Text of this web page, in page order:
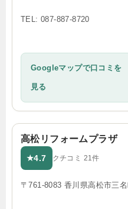
TEL: 087-887-8720
Googleマップで口コミを
見る
高松リフォームプラザ
★4.7 クチコミ 21件
〒761-8083 香川県高松市三